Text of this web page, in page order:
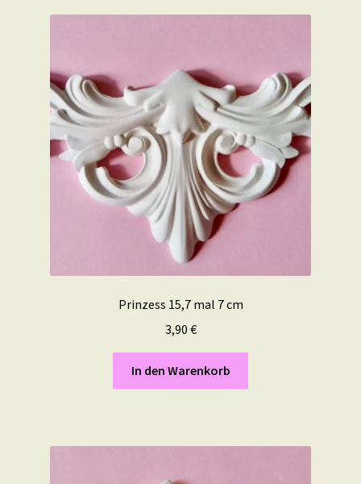
Prinzess 15,7 mal 7 cm
3,90 €
In den Warenkorb